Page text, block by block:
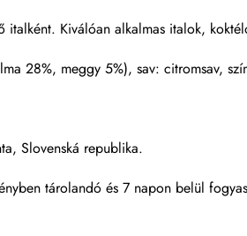
Kiválóan alkalmas italok,
28%, meggy 5%), sav: citromsav,
Slovenská republika.
tárolandó és 7 napon belül